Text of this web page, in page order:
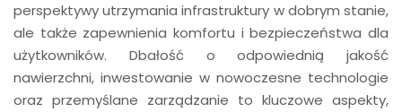
perspektywy utrzymania infrastruktury w dobrym stanie,
ale także zapewnienia komfortu i bezpieczeństwa dla
użytkowników. Dbałość o odpowiednią jakość
nawierzchni, inwestowanie w nowoczesne technologie
oraz przemyślane zarządzanie to kluczowe aspekty,